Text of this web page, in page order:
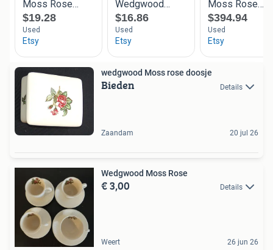
wedgwood Moss rose doosje
Bieden Details
Zaandam 20 jul 26
Wedgwood Moss Rose
€ 3,00 Details
Weert 26 jun 26